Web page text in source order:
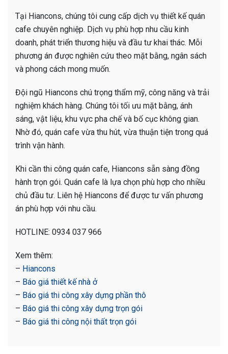
Tại Hiancons, chúng tôi cung cấp dịch vụ thiết kế quán
cafe chuyên nghiệp. Dịch vụ phù hợp nhu cầu kinh
doanh, phát triển thương hiệu và đầu tư khai thác. Mỗi
phương án được nghiên cứu theo mặt bằng, ngân sách
và phong cách mong muốn.
Đội ngũ Hiancons chú trọng thẩm mỹ, công năng và trải
nghiệm khách hàng. Chúng tôi tối ưu mặt bằng, ánh
sáng, vật liệu, khu vực pha chế và bố cục không gian.
Nhờ đó, quán cafe vừa thu hút, vừa thuận tiện trong quá
trình vận hành.
Khi cần thi công quán cafe, Hiancons sẵn sàng đồng
hành trọn gói. Quán cafe là lựa chọn phù hợp cho nhiều
chủ đầu tư. Liên hệ Hiancons để được tư vấn phương
án phù hợp với nhu cầu.
HOTLINE: 0934 037 966
Xem thêm:
– Hiancons
– Báo giá thiết kế nhà ở
– Báo giá thi công xây dựng phần thô
– Báo giá thi công xây dựng trọn gói
– Báo giá thi công nội thất trọn gói